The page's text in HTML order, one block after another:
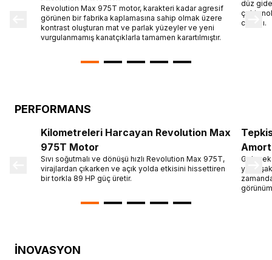
Revolution Max 975T motor, karakteri kadar agresif
görünen bir fabrika kaplamasına sahip olmak üzere
kontrast oluşturan mat ve parlak yüzeyler ve yeni
vurgulanmamış kanatçıklarla tamamen karartılmıştır.
düz
çekiş
cabası.
PERFORMANS
Kilometreleri Harcayan Revolution Max
975T Motor
Sıvı soğutmalı ve dönüşü hızlı Revolution Max 975T,
virajlardan çıkarken ve açık yolda etkisini hissettiren
bir torkla 89 HP güç üretir.
İNOVASYON